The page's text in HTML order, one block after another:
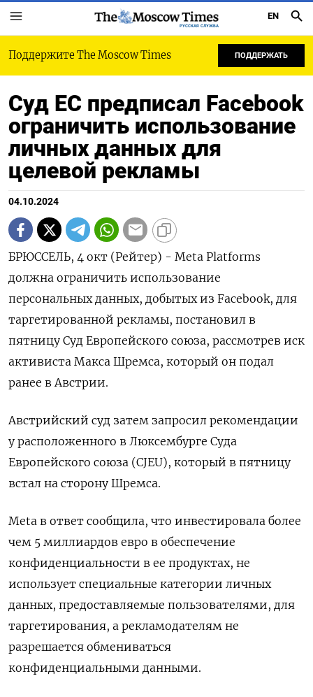
РУССКАЯ СЛУЖБА
EN
Поддержите The Moscow Times ПОДДЕРЖАТЬ
Суд ЕС предписал Facebook
ограничить использование
личных данных для
целевой рекламы
04.10.2024
БРЮССЕЛЬ, 4 окт (Рейтер) - Meta Platforms
должна ограничить использование
персональных данных, добытых из Facebook, для
таргетированной рекламы, постановил в
пятницу Суд Европейского союза, рассмотрев иск
активиста Макса Шремса, который он подал
ранее в Австрии.
Австрийский суд затем запросил рекомендации
у расположенного в Люксембурге Суда
Европейского союза (CJEU), который в пятницу
встал на сторону Шремса.
Meta в ответ сообщила, что инвестировала более
чем 5 миллиардов евро в обеспечение
конфиденциальности в ее продуктах, не
использует специальные категории личных
данных, предоставляемые пользователями, для
таргетирования, а рекламодателям не
разрешается обмениваться
конфиденциальными данными.